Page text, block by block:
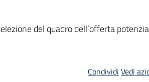
del quadro dell’offerta
Condividi Vedi